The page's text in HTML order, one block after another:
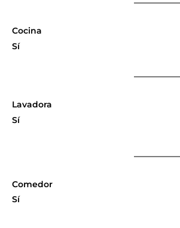
Cocina
Sí
Lavadora
Sí
Comedor
Sí